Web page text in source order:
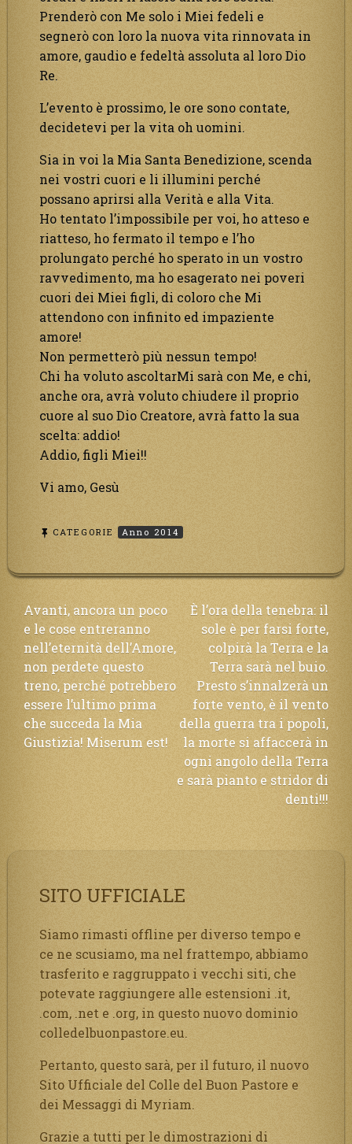
Prenderò con Me solo i Miei fedeli e
segnerò con loro la nuova vita rinnovata in
amore, gaudio e fedeltà assoluta al loro Dio
Re.
L’evento è prossimo, le ore sono contate,
decidetevi per la vita oh uomini.
Sia in voi la Mia Santa Benedizione, scenda
nei vostri cuori e li illumini perché
possano aprirsi alla Verità e alla Vita.
Ho tentato l’impossibile per voi, ho atteso e
riatteso, ho fermato il tempo e l’ho
prolungato perché ho sperato in un vostro
ravvedimento, ma ho esagerato nei poveri
cuori dei Miei figli, di coloro che Mi
attendono con infinito ed impaziente
amore!
Non permetterò più nessun tempo!
Chi ha voluto ascoltarMi sarà con Me, e chi,
anche ora, avrà voluto chiudere il proprio
cuore al suo Dio Creatore, avrà fatto la sua
scelta: addio!
Addio, figli Miei!!
Vi amo, Gesù
CATEGORIE Anno 2014
Navigazione
articoli
Avanti, ancora un poco
e le cose entreranno
nell’eternità dell’Amore,
non perdete questo
treno, perché potrebbero
essere l’ultimo prima
che succeda la Mia
Giustizia! Miserum est!
È l’ora della tenebra: il
sole è per farsi forte,
colpirà la Terra e la
Terra sarà nel buio.
Presto s’innalzerà un
forte vento, è il vento
della guerra tra i popoli,
la morte si affaccerà in
ogni angolo della Terra
e sarà pianto e stridor di
denti!!!
SITO UFFICIALE
Siamo rimasti offline per diverso tempo e
ce ne scusiamo, ma nel frattempo, abbiamo
trasferito e raggruppato i vecchi siti, che
potevate raggiungere alle estensioni .it,
.com, .net e .org, in questo nuovo dominio
colledelbuonpastore.eu.
Pertanto, questo sarà, per il futuro, il nuovo
Sito Ufficiale del Colle del Buon Pastore e
dei Messaggi di Myriam.
Grazie a tutti per le dimostrazioni di